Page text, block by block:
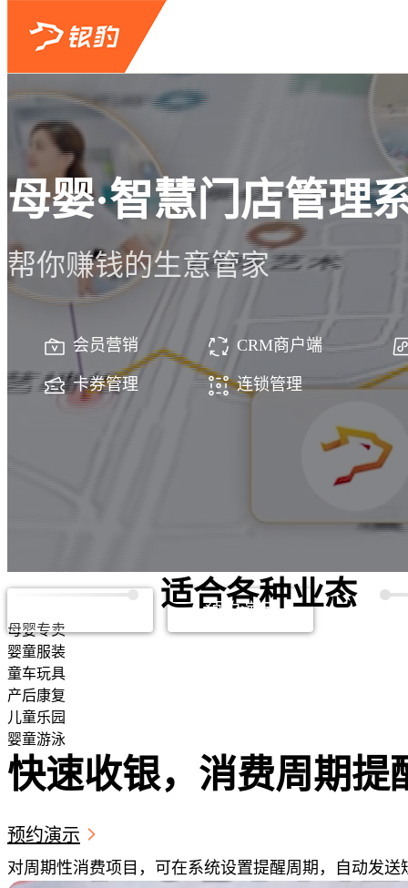
母婴·智慧门店管理
帮你赚钱的生意管家
会员营销
卡券管理
CRM商户端
连锁管理
预约演示
适合各种业态
母婴专卖
婴童服装
童车玩具
产后康复
儿童乐园
婴童游泳
快速收银，消费周期提
预约演示
对周期性消费项目，可在系统设置提醒周期，自动发